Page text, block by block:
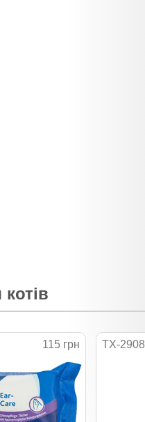
115 грн TX-2908